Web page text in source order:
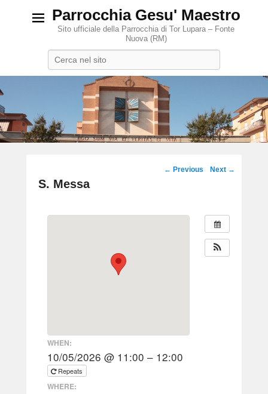
Parrocchia Gesu' Maestro
Sito ufficiale della Parrocchia di Tor Lupara – Fonte
Nuova (RM)
Post
← Previous Next →
S. Messa
WHEN:
10/05/2026 @ 11:00 – 12:00
Repeats
WHERE: